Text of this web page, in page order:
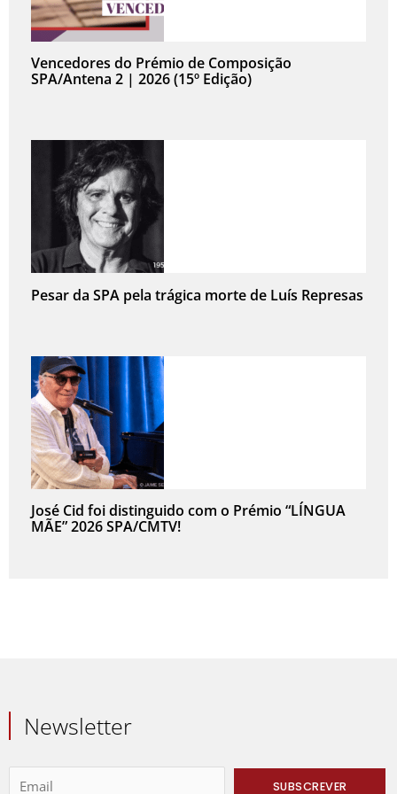
Vencedores do Prémio de Composição
SPA/Antena 2 | 2026 (15º Edição)
Pesar da SPA pela trágica morte de Luís Represas
José Cid foi distinguido com o Prémio “LÍNGUA
MÃE” 2026 SPA/CMTV!
Newsletter